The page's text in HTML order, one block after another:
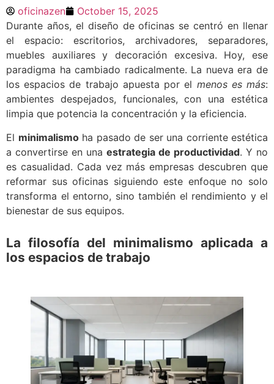
tendencia clave para
reformas de oficinas
más productivas
Durante años, el diseño de oficinas se
centró en llenar el espacio: escritorios,
archivadores, separadores, muebles
auxiliares y decoración excesiva. Hoy,
ese paradigma ha cambiado radicalmente.
apuesta por el menos es
oficinazen
October 15, 2025
Durante años, el diseño de oficinas se centró en llenar
el espacio: escritorios, archivadores, separadores,
muebles auxiliares y decoración excesiva. Hoy, ese
paradigma ha cambiado radicalmente. La nueva era de
los espacios de trabajo apuesta por el menos es más:
ambientes despejados, funcionales, con una estética
limpia que potencia la concentración y la eficiencia.
El minimalismoha pasado de ser una corriente estética
a convertirse en una estrategia de productividad. Y no
es casualidad. Cada vez más empresas descubren que
reformar sus oficinas siguiendo este enfoque no solo
transforma el entorno, sino también el rendimiento y el
bienestar de sus equipos.
La filosofía del minimalismo aplicada a
los espacios de trabajo